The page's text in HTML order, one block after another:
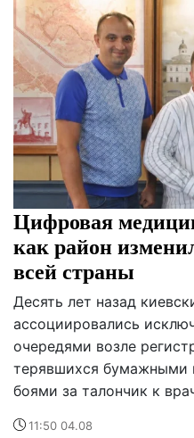
Цифровая
как район
всей страны
Десять лет назад
ассоциировались
очередями возле
терявшихся бумажными
боями за талончик к
11:50 04.08